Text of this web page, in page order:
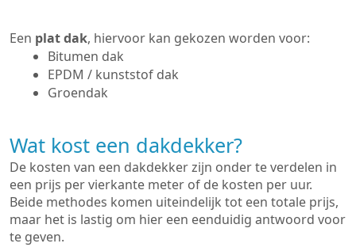
Een plat dak, hiervoor kan gekozen worden voor:
Bitumen dak
EPDM / kunststof dak
Groendak
Wat kost een dakdekker?
De kosten van een dakdekker zijn onder te verdelen in
een prijs per vierkante meter of de kosten per uur.
Beide methodes komen uiteindelijk tot een totale prijs,
maar het is lastig om hier een eenduidig antwoord voor
te geven.